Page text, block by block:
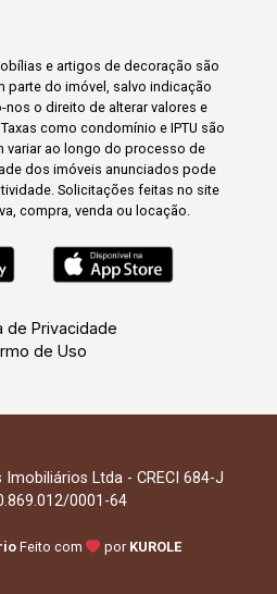
e artigos de decoração são
parte do imóvel, salvo indicação
nos o direito de alterar valores e
como condomínio e IPTU são
variar ao longo do processo de
dos imóveis anunciados pode
Solicitações feitas no site
compra, venda ou locação.
de Privacidade
de Uso
Ltda - CRECI 684-J
0001-64
Feito com por KUROLE